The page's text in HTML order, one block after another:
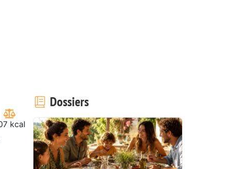
kcal
Dossiers